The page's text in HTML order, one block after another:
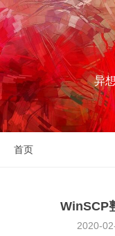
异
首页
WinSCP
2020-